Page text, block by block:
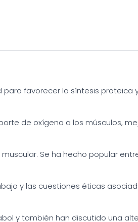
favorecer la síntesis proteica
de oxígeno a los músculos,
Se ha hecho popular
y las cuestiones éticas
y también han discutido una